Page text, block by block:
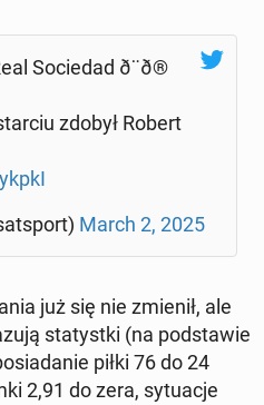
So­cie­dad ð¨ð®
zdobył Robert
March 2, 2025
już się nie zmienił, ale
sta­tyst­ki (na pod­sta­wie
piłki 76 do 24
2,91 do zera, sy­tu­acje